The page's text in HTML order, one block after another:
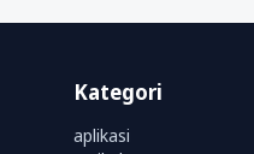
Kategori
aplikasi